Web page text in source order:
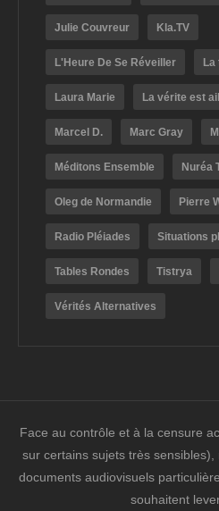
Julie Couvreur Kla.TV
L'Heure De Se Réveiller La
Laura Marie La vérite est
Marcel D. Marc Gray
Méditons Ensemble Nuréa
Oleg de Normandie Pierre
Radio Pléiades Situations
Tables Rondes Tistrya
Vérités Alternatives
Face au contrôle et à la censure
sur certains sujets très
documents audiovisuels
souhaitent